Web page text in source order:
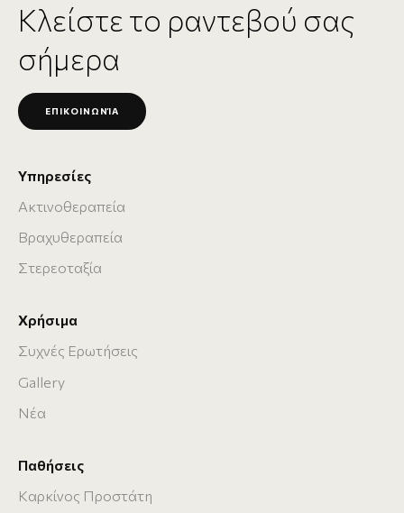
Κλείστε το ραντεβού σας
σήμερα
ΕΠΙΚΟΙΝΩΝΊΑ
Υπηρεσίες
Ακτινοθεραπεία
Βραχυθεραπεία
Στερεοταξία
Χρήσιμα
Συχνές Ερωτήσεις
Gallery
Νέα
Παθήσεις
Καρκίνος Προστάτη